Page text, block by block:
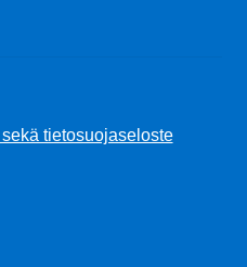
tietosuojaseloste